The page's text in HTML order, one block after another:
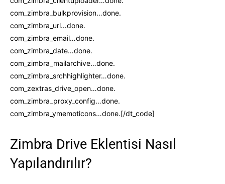
com_zimbra_bulkprovision…done.
com_zimbra_url…done.
com_zimbra_email…done.
com_zimbra_date…done.
com_zimbra_mailarchive…done.
com_zimbra_srchhighlighter…done.
com_zextras_drive_open…done.
com_zimbra_proxy_config…done.
com_zimbra_ymemoticons…done.[/dt_code]
Zimbra Drive Eklentisi Nasıl
Yapılandırılır?